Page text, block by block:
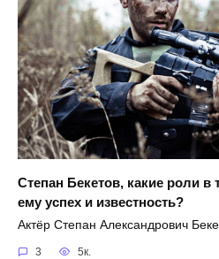
Степан Бекетов, какие роли в
ему успех и известность?
Актёр Степан Александрович
3 5к.